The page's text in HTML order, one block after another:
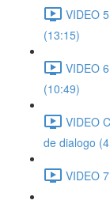
VIDEO
(13:15)
VIDEO
(10:49)
VIDEO
de dialogo
VIDEO